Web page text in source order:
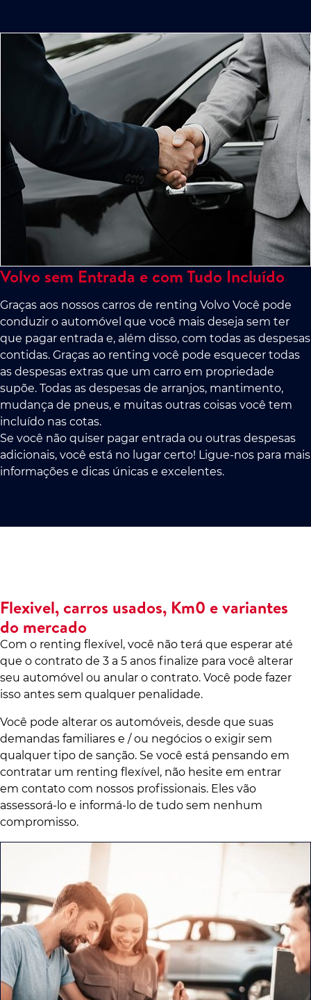
Volvo sem Entrada e com Tudo Incluído
Graças aos nossos carros de renting Volvo Você pode
conduzir o automóvel que você mais deseja sem ter
que pagar entrada e, além disso, com todas as despesas
contidas. Graças ao renting você pode esquecer todas
as despesas extras que um carro em propriedade
supõe. Todas as despesas de arranjos, mantimento,
mudança de pneus, e muitas outras coisas você tem
incluído nas cotas.
Se você não quiser pagar entrada ou outras despesas
adicionais, você está no lugar certo! Ligue-nos para mais
informações e dicas únicas e excelentes.
Flexivel, carros usados, Km0 e variantes
do mercado
Com o renting flexível, você não terá que esperar até
que o contrato de 3 a 5 anos finalize para você alterar
seu automóvel ou anular o contrato. Você pode fazer
isso antes sem qualquer penalidade.
Você pode alterar os automóveis, desde que suas
demandas familiares e / ou negócios o exigir sem
qualquer tipo de sanção. Se você está pensando em
contratar um renting flexível, não hesite em entrar
em contato com nossos profissionais. Eles vão
assessorá-lo e informá-lo de tudo sem nenhum
compromisso.